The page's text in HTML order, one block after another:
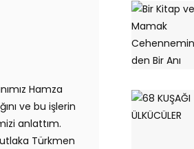
Hamza
ve bu işlerin
anlattım.
Türkmen